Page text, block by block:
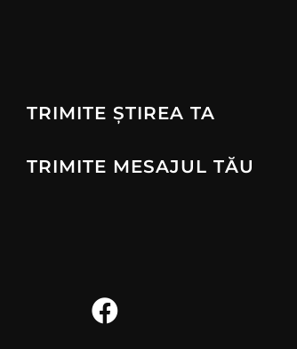
TRIMITE ȘTIREA TA
TRIMITE MESAJUL TĂU